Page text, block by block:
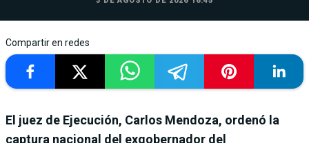
Compartir en redes
El juez de Ejecución, Carlos Mendoza, ordenó la
captura nacional del exgobernador del